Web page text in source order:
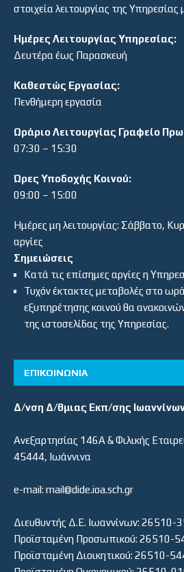
στοιχεία λειτουργίας της Υπηρεσίας
Ημέρες Λειτουργίας Υπηρεσίας:
Δευτέρα έως Παρασκευή
Καθεστώς Εργασίας:
Πενθήμερη εργασία
Ωράριο Λειτουργίας Γραφείο
07:30 – 15:30
Ώρες Υποδοχής Κοινού:
09:00 – 15:00
Ημέρες μη λειτουργίας: Σάββατο,
αργίες
Σημειώσεις
Κατά τις επίσημες αργίες η
Τυχόν έκτακτες μεταβολές στο
εξυπηρέτησης κοινού θα
της ιστοσελίδας της Υπηρεσίας.
ΕΠΙΚΟΙΝΩΝΙΑ
Δ/νση Δ/θμιας Εκπ/σης
Ανεξαρτησίας 146Α & Φιλικής
45444, Ιωάννινα
e-mail: mail@dide.ioa.sch.gr
Διευθυντής Δ.Ε. Ιωαννίνων: 26510-
Προϊσταμένη Προσωπικού: 26510-
Προϊσταμένη Διοικητικού: 26510-